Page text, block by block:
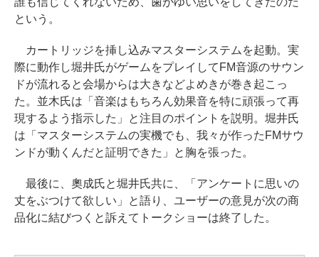
という。
カートリッジを挿し込みマスターシステムを起動。実
際に動作し堀井氏がゲームをプレイしてFM音源のサウン
ドが流れると会場からは大きなどよめきが巻き起こっ
た。並木氏は「音楽はもちろん効果音を特に頑張って再
現するよう指示した」と注目のポイントを説明。堀井氏
は「マスターシステムの実機でも、我々が作ったFMサウ
ンドが動くんだと証明できた」と胸を張った。
最後に、奧成氏と堀井氏共に、「アンケートに思いの
丈をぶつけて欲しい」と語り、ユーザーの意見が次の商
品化に結びつくと訴えてトークショーは終了した。